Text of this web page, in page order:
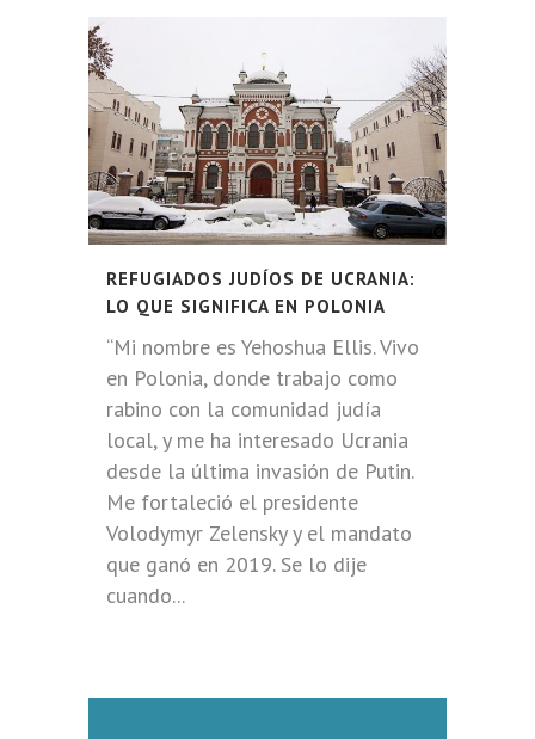
REFUGIADOS JUDÍOS DE UCRANIA:
LO QUE SIGNIFICA EN POLONIA
“Mi nombre es Yehoshua Ellis. Vivo
en Polonia, donde trabajo como
rabino con la comunidad judía
local, y me ha interesado Ucrania
desde la última invasión de Putin.
Me fortaleció el presidente
Volodymyr Zelensky y el mandato
que ganó en 2019. Se lo dije
cuando...